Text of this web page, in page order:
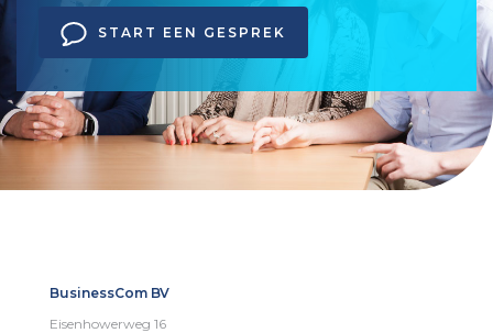
START EEN GESPREK
BusinessCom BV
Eisenhowerweg 16